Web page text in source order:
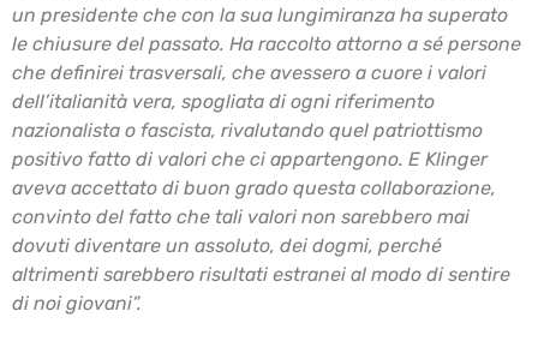
un presidente che con la sua lungimiranza ha superato
le chiusure del passato. Ha raccolto attorno a sé persone
che definirei trasversali, che avessero a cuore i valori
dell’italianità vera, spogliata di ogni riferimento
nazionalista o fascista, rivalutando quel patriottismo
positivo fatto di valori che ci appartengono. E Klinger
aveva accettato di buon grado questa collaborazione,
convinto del fatto che tali valori non sarebbero mai
dovuti diventare un assoluto, dei dogmi, perché
altrimenti sarebbero risultati estranei al modo di sentire
di noi giovani”.